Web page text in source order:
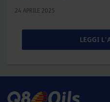
24 APRILE 2025
LEGGI